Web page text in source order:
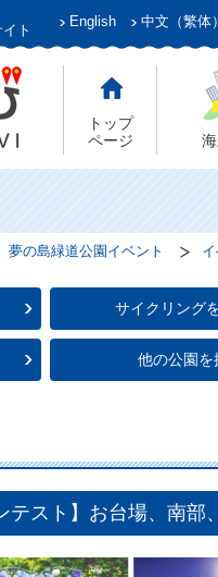
ト
English 中文（繁体）
トップ
ページ
夢の島緑道公園イベント
サイクリング
他の公園を
テスト】お台場、南